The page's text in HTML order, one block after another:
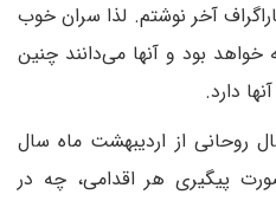
به سران ۱+۴ در پاراگراف آخر نوشتم. لذا سران خوب
بود و آنها می‌دانند چنین
دارد.
روحانی از اردیبهشت ماه سال
پیگیری هر اقدامی، چه در